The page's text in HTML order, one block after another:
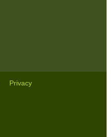
Privacy